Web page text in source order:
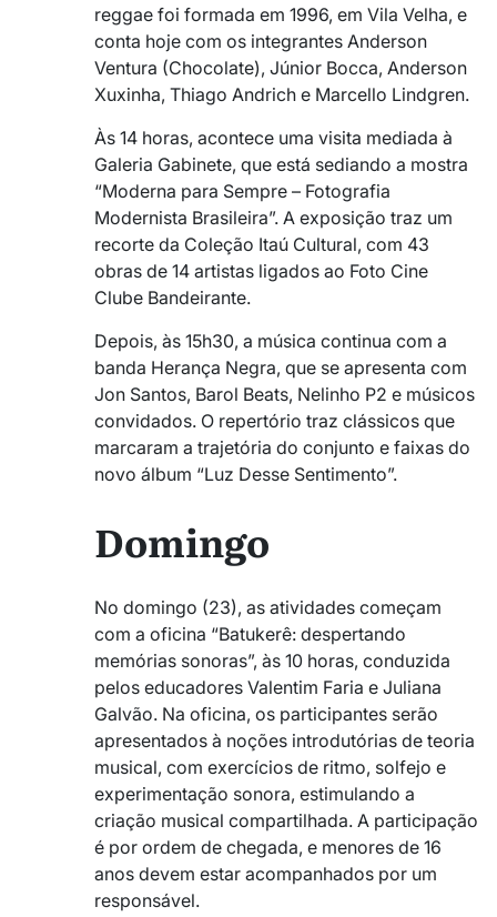
reggae foi formada em 1996, em Vila Velha, e
conta hoje com os integrantes Anderson
Ventura (Chocolate), Júnior Bocca, Anderson
Xuxinha, Thiago Andrich e Marcello Lindgren.
Às 14 horas, acontece uma visita mediada à
Galeria Gabinete, que está sediando a mostra
“Moderna para Sempre – Fotografia
Modernista Brasileira”. A exposição traz um
recorte da Coleção Itaú Cultural, com 43
obras de 14 artistas ligados ao Foto Cine
Clube Bandeirante.
Depois, às 15h30, a música continua com a
banda Herança Negra, que se apresenta com
Jon Santos, Barol Beats, Nelinho P2 e músicos
convidados. O repertório traz clássicos que
marcaram a trajetória do conjunto e faixas do
novo álbum “Luz Desse Sentimento”.
Domingo
No domingo (23), as atividades começam
com a oficina “Batukerê: despertando
memórias sonoras”, às 10 horas, conduzida
pelos educadores Valentim Faria e Juliana
Galvão. Na oficina, os participantes serão
apresentados à noções introdutórias de teoria
musical, com exercícios de ritmo, solfejo e
experimentação sonora, estimulando a
criação musical compartilhada. A participação
é por ordem de chegada, e menores de 16
anos devem estar acompanhados por um
responsável.